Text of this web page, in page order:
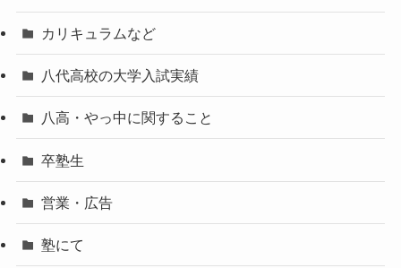
カリキュラムなど
八代高校の大学入試実績
八高・やっ中に関すること
卒塾生
営業・広告
塾にて